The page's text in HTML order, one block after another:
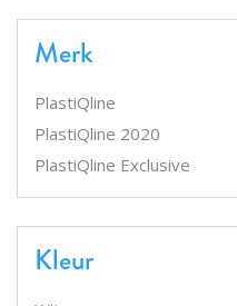
Merk
PlastiQline
PlastiQline 2020
PlastiQline Exclusive
Kleur